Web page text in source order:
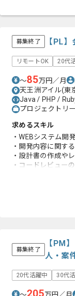
募集終了 【PL
リモートOK 20代
〜85万円／月
天王洲アイル(東
Java / PHP /
プロジェクトリ
求めるスキル
・WEBシステム開
・開発内容に関す
・設計書の作成や
・コードレビュー
募集終了
【PM
人・案
20代活躍中 30代
205